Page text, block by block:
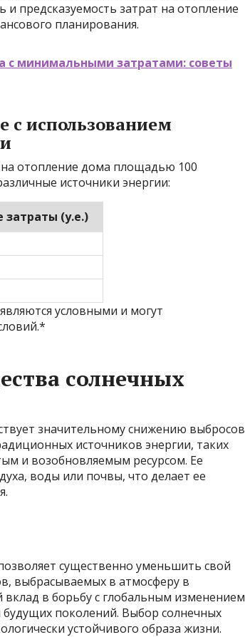
и предсказуемость затрат на отопление
планирования.
с минимальными затратами: советы
с использованием
на отопление дома площадью 100
источники энергии:
(у.е.)
условными и могут
солнечных
значительному снижению выбросов
источников энергии, таких
и возобновляемым ресурсом. Ее
воды или почвы, что делает ее
существенно уменьшить свой
выбрасываемых в атмосферу в
вклад в борьбу с глобальным изменением
поколений. Выбор солнечных
устойчивого образа жизни.